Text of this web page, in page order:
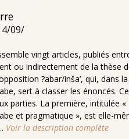
11‏/09‏/2014
vingt articles, publiés
ou indirectement de la thèse
?abar/inša’, qui, dans
sert à classer les énoncés.
parties. La première, intitulée «
et pragmatique », est elle-
Voir la description complète